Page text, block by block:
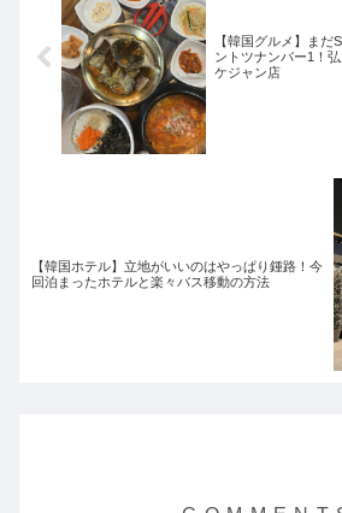
【韓国グルメ】まだ
ントツナンバー1！
ケジャン店
【韓国ホテル】立地がいいのはやっぱり鍾路！今
回泊まったホテルと楽々バス移動の方法